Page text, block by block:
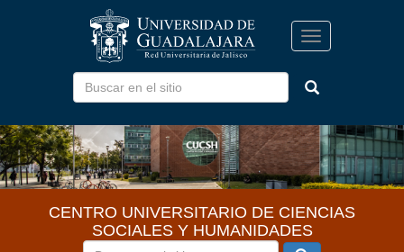
Toggle
navigation
CENTRO UNIVERSITARIO DE CIENCIAS
SOCIALES Y HUMANIDADES